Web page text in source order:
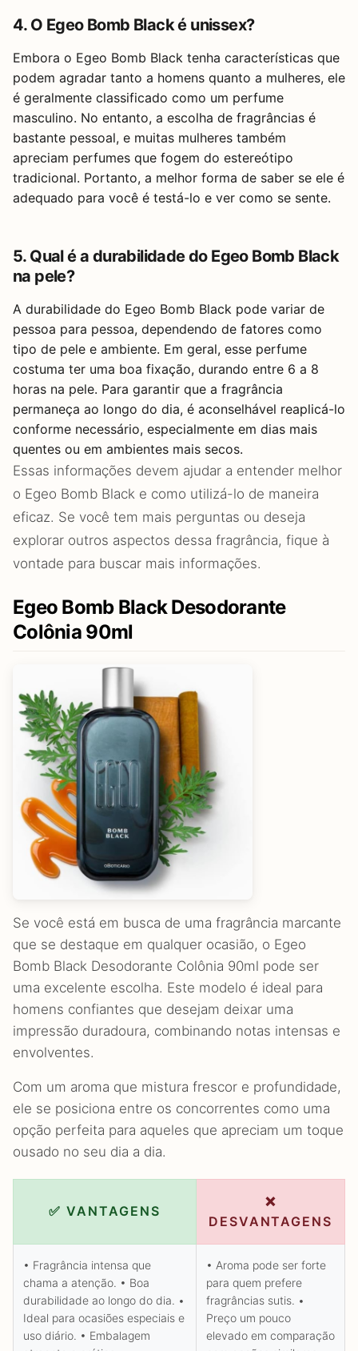
4. O Egeo Bomb Black é unissex?
Embora o Egeo Bomb Black tenha características que
podem agradar tanto a homens quanto a mulheres, ele
é geralmente classificado como um perfume
masculino. No entanto, a escolha de fragrâncias é
bastante pessoal, e muitas mulheres também
apreciam perfumes que fogem do estereótipo
tradicional. Portanto, a melhor forma de saber se ele é
adequado para você é testá-lo e ver como se sente.
5. Qual é a durabilidade do Egeo Bomb Black
na pele?
A durabilidade do Egeo Bomb Black pode variar de
pessoa para pessoa, dependendo de fatores como
tipo de pele e ambiente. Em geral, esse perfume
costuma ter uma boa fixação, durando entre 6 a 8
horas na pele. Para garantir que a fragrância
permaneça ao longo do dia, é aconselhável reaplicá-lo
conforme necessário, especialmente em dias mais
quentes ou em ambientes mais secos.
Essas informações devem ajudar a entender melhor
o Egeo Bomb Black e como utilizá-lo de maneira
eficaz. Se você tem mais perguntas ou deseja
explorar outros aspectos dessa fragrância, fique à
vontade para buscar mais informações.
Egeo Bomb Black Desodorante
Colônia 90ml
Se você está em busca de uma fragrância marcante
que se destaque em qualquer ocasião, o Egeo
Bomb Black Desodorante Colônia 90ml pode ser
uma excelente escolha. Este modelo é ideal para
homens confiantes que desejam deixar uma
impressão duradoura, combinando notas intensas e
envolventes.
Com um aroma que mistura frescor e profundidade,
ele se posiciona entre os concorrentes como uma
opção perfeita para aqueles que apreciam um toque
ousado no seu dia a dia.
✅ VANTAGENS
❌
DESVANTAGENS
• Fragrância intensa que
chama a atenção. • Boa
durabilidade ao longo do dia. •
Ideal para ocasiões especiais e
uso diário. • Embalagem
• Aroma pode ser forte
para quem prefere
fragrâncias sutis. •
Preço um pouco
elevado em comparação